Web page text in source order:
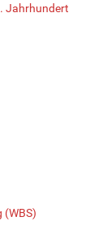
Jahrhundert